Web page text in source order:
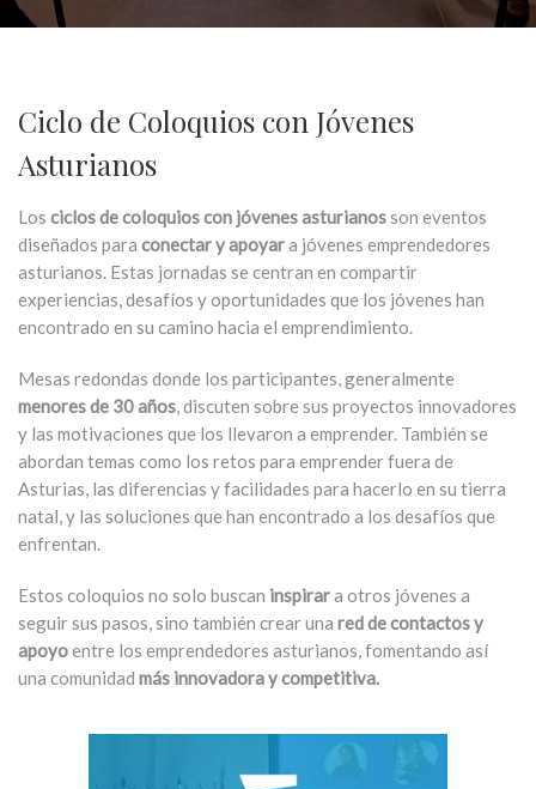
Ciclo de Coloquios con Jóvenes
Asturianos
Los ciclos de coloquios con jóvenes asturianosson eventos
diseñados para conectar y apoyara jóvenes emprendedores
asturianos. Estas jornadas se centran en compartir
experiencias, desafíos y oportunidades que los jóvenes han
encontrado en su camino hacia el emprendimiento.
Mesas redondas donde los participantes, generalmente
menores de 30 años, discuten sobre sus proyectos innovadores
y las motivaciones que los llevaron a emprender. También se
abordan temas como los retos para emprender fuera de
Asturias, las diferencias y facilidades para hacerlo en su tierra
natal, y las soluciones que han encontrado a los desafíos que
enfrentan.
Estos coloquios no solo buscan inspirara otros jóvenes a
seguir sus pasos, sino también crear una red de contactos y
apoyoentre los emprendedores asturianos, fomentando así
una comunidad más innovadora y competitiva.